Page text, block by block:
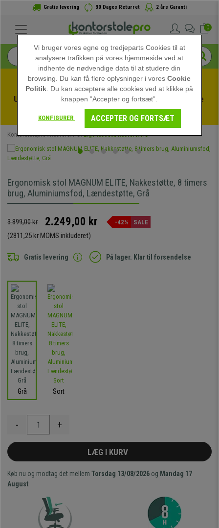
Gratis levering 30 Dages Returret 2 års Garanti
0
Udnyt sommerudsalget hos kontorstolepro! Eksklusive
rabatter i en begrænset periode - Se tilbuddet
Kontorstolepro Kontorstole Ergonomiske Kontorstole
Ergonomisk stol MAGNUM ELITE, Nakkestøtte, 8 timers
brug, Aluminiumsfod, Lændestøtte, Grå
3.899,00 kr 2.249,00 kr -42% SALE
(2811,25 kr MOMS inkluderet)
Gratis levering På lager. Klar til forsendelse
Grå Sort
- +
LÆG I KURV
Køb nu og modtag det mellem Torsdag 13/08/2026 og Mandag 17
August
Vi bruger vores egne og tredjeparts Cookies til at
analysere trafikken på vores hjemmeside ved at
indhente de nødvendige data til at studere din
browsing. Du kan få flere oplysninger i voresCookie
Politik . Du kan acceptere alle cookies ved at klikke på
knappen ”Accepter og fortsæt”.
KONFIGURER ACCEPTER OG FORTSÆT